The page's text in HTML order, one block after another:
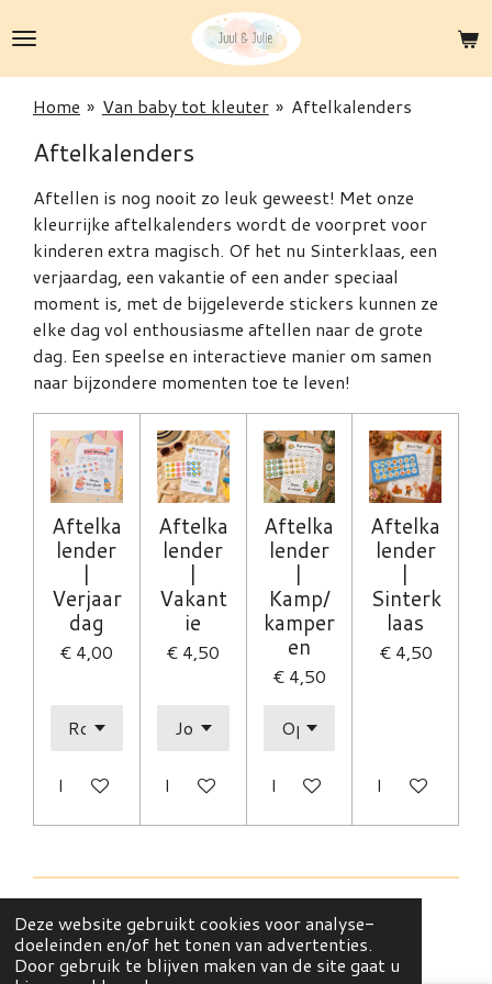
Deze website gebruikt cookies voor analyse-
doeleinden en/of het tonen van advertenties.
Door gebruik te blijven maken van de site gaat u
direct
naar
Home » Van baby tot kleuter » Aftelkalenders
Aftelkalenders
Aftellen is nog nooit zo leuk geweest! Met onze
kleurrijke aftelkalenders wordt de voorpret voor
kinderen extra magisch. Of het nu Sinterklaas, een
verjaardag, een vakantie of een ander speciaal
moment is, met de bijgeleverde stickers kunnen ze
elke dag vol enthousiasme aftellen naar de grote
dag. Een speelse en interactieve manier om samen
naar bijzondere momenten toe te leven!
Aftelka
lender
|
Verjaar
dag
€ 4,00
In winkelwagen
Aftelka
lender
|
Vakant
ie
€ 4,50
In winkelwagen
Aftelka
lender
|
Kamp/
kamper
en
€ 4,50
In winkelwagen
Aftelka
lender
|
Sinterk
laas
€ 4,50
In
© 2021 - 2026 Juul & Julie
Powered by JouwWeb